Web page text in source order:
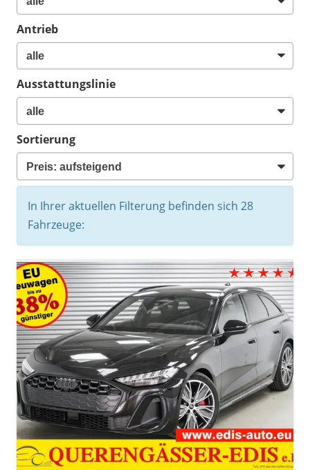
Antrieb
Ausstattungslinie
Sortierung
In Ihrer aktuellen Filterung befinden sich 28
Fahrzeuge: